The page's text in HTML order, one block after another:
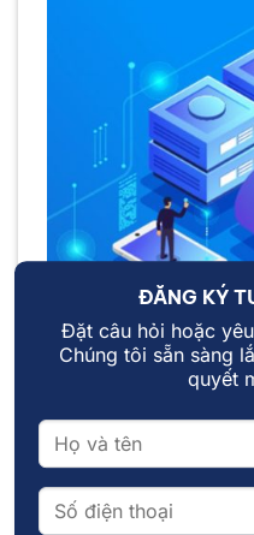
Cloud Computing
Khi nào doanh
Cloud Computing?
ĐĂNG KÝ
Đặt câu hỏi hoặc
Chúng tôi sẵn sàng
quyết